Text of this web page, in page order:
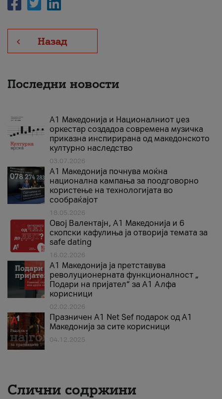
Назад
Последни новости
А1 Македонија и Националниот џез
оркестар создадоа современа музичка
приказна инспирирана од македонското
културно наследство
03.07.2026
A1 Македонија почнува моќна
национална кампања за поодговорно
користење на технологијата во
сообраќајот
18.05.2026
Овој Валентајн, A1 Македонија и 6
скопски кафулиња ја отворија темата за
safe dating
16.02.2026
А1 Македонија ја претставува
револуционерната функционалност „
Подари на пријател“ за А1 Алфа
корисници
02.02.2026
Празничен A1 Net Sеf подарок од А1
Македонија за сите корисници
04.12.2025
Слични содржини